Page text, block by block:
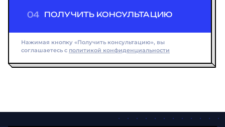
04 ПОЛУЧИТЬ КОНСУЛЬТАЦИЮ
Нажимая кнопку «Получить консультацию», вы
соглашаетесь с политикой конфиденциальности